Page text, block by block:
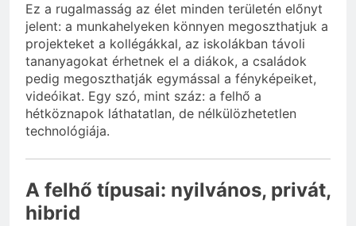
Ez a rugalmasság az élet minden területén előnyt
jelent: a munkahelyeken könnyen megoszthatjuk a
projekteket a kollégákkal, az iskolákban távoli
tananyagokat érhetnek el a diákok, a családok
pedig megoszthatják egymással a fényképeiket,
videóikat. Egy szó, mint száz: a felhő a
hétköznapok láthatatlan, de nélkülözhetetlen
technológiája.
A felhő típusai: nyilvános, privát,
hibrid